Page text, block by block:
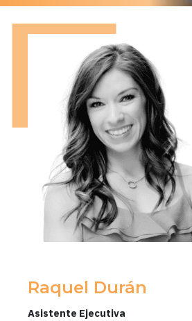
Raquel Durán
Asistente Ejecutiva